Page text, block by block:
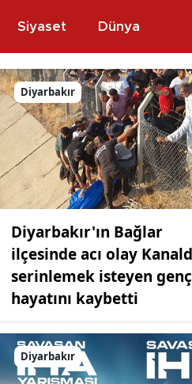
Siyaset Dünya
Diyarbakır
Diyarbakır'ın Bağlar
ilçesinde acı olay
serinlemek isteyen genç
hayatını kaybetti
Diyarbakır